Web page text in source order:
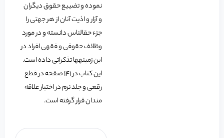
نموده و تضییع حقوق دیگران
و آزار و اذیت آنان از هر جهتی را
جزء حق‏الناس دانسته و در مورد
وظائف حقوقی و فقهی افراد در
این زمینه‏ها تذکراتی داده است.
این کتاب در 141 صفحه در قطع
رقعی و جلد نرم در اختیار علاقه
مندان قرار گرفته است.